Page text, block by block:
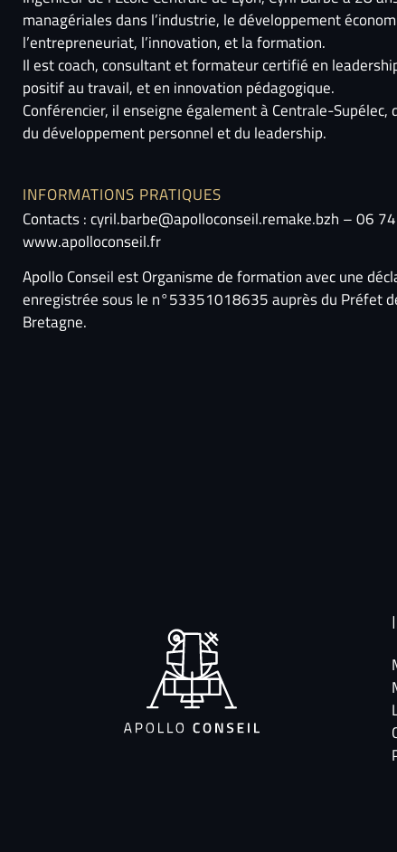
managériales dans l’industrie, le développement
l’entrepreneuriat, l’innovation, et la formation.
Il est coach, consultant et formateur certifié en
positif au travail, et en innovation pédagogique.
Conférencier, il enseigne également à Centrale-Supélec,
du développement personnel et du leadership.
INFORMATIONS PRATIQUES
Contacts : cyril.barbe@apolloconseil.remake.bzh – 06
www.apolloconseil.fr
Apollo Conseil est Organisme de formation avec une
enregistrée sous le n°53351018635 auprès du Préfet
Bretagne.